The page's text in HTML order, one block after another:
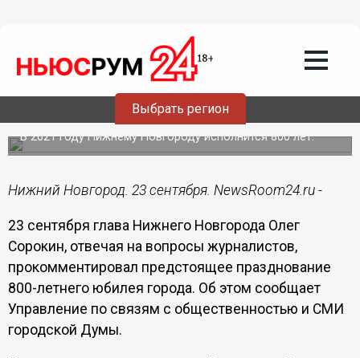
Выбрать регион
Федеральный статус празднования
800-летия Нижнего Новгорода придаст
новый импульс развитию города -
В 2021 году Нижнему Новгороду исполнится 800 лет.
Нижний Новгород. 23 сентября. NewsRoom24.ru -
23 сентября глава Нижнего Новгорода Олег
Сорокин, отвечая на вопросы журналистов,
прокомментировал предстоящее празднование
800-летнего юбилея города. Об этом сообщает
Управление по связям с общественностью и СМИ
городской Думы.